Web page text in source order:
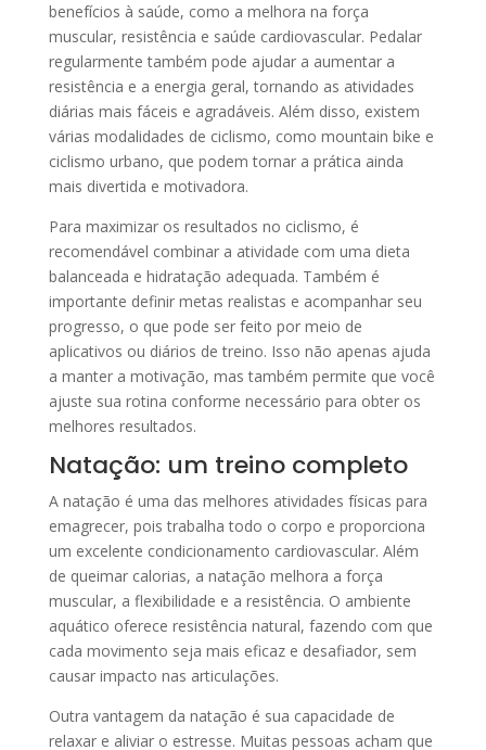
benefícios à saúde, como a melhora na força
muscular, resistência e saúde cardiovascular. Pedalar
regularmente também pode ajudar a aumentar a
resistência e a energia geral, tornando as atividades
diárias mais fáceis e agradáveis. Além disso, existem
várias modalidades de ciclismo, como mountain bike e
ciclismo urbano, que podem tornar a prática ainda
mais divertida e motivadora.
Para maximizar os resultados no ciclismo, é
recomendável combinar a atividade com uma dieta
balanceada e hidratação adequada. Também é
importante definir metas realistas e acompanhar seu
progresso, o que pode ser feito por meio de
aplicativos ou diários de treino. Isso não apenas ajuda
a manter a motivação, mas também permite que você
ajuste sua rotina conforme necessário para obter os
melhores resultados.
Natação: um treino completo
A natação é uma das melhores atividades físicas para
emagrecer, pois trabalha todo o corpo e proporciona
um excelente condicionamento cardiovascular. Além
de queimar calorias, a natação melhora a força
muscular, a flexibilidade e a resistência. O ambiente
aquático oferece resistência natural, fazendo com que
cada movimento seja mais eficaz e desafiador, sem
causar impacto nas articulações.
Outra vantagem da natação é sua capacidade de
relaxar e aliviar o estresse. Muitas pessoas acham que